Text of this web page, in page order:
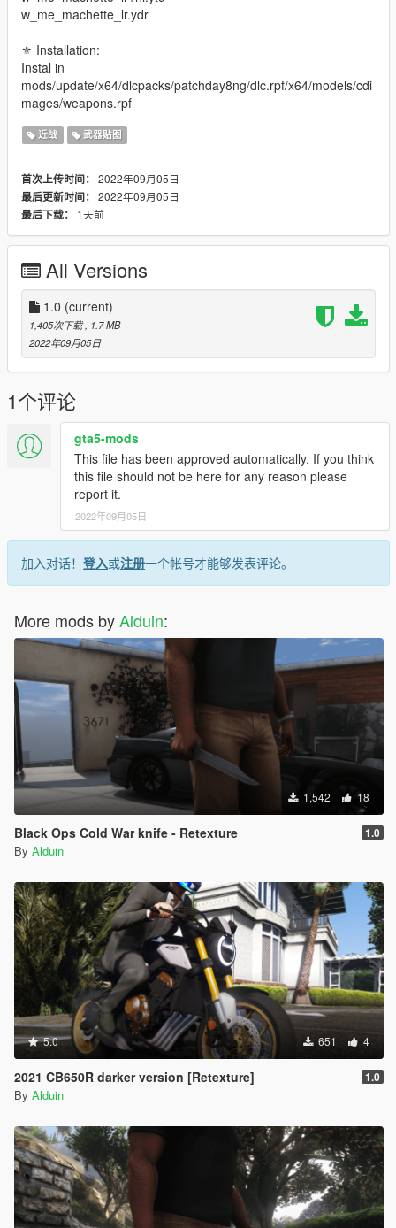
w_me_machette_lr.ydr
⚜ Installation:
Instal in
mods/update/x64/dlcpacks/patchday8ng/dlc.rpf/x64/models/cdi
mages/weapons.rpf
近战 武器贴图
首次上传时间： 2022年09月05日
最后更新时间： 2022年09月05日
最后下载：
1天前
All Versions
1.0 (current)
1,405次下载 , 1.7 MB
2022年09月05日
1个评论
gta5-mods
This file has been approved automatically. If you think
this file should not be here for any reason please
report it.
2022年09月05日
加入对话！ 登入或注册一个帐号才能够发表评论。
More mods byAlduin:
1,542 18
Black Ops Cold War knife - Retexture 1.0
By Alduin
5.0 651 4
2021 CB650R darker version [Retexture] 1.0
By Alduin